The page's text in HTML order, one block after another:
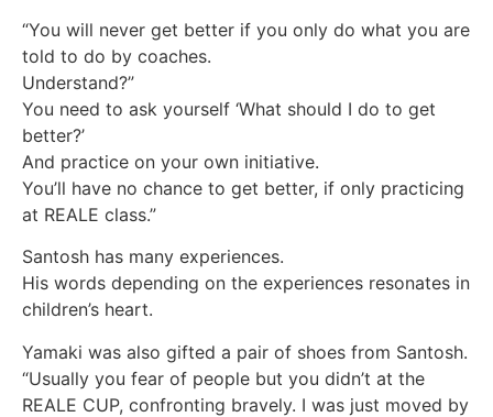
“You will never get better if you only do what you are
told to do by coaches.
Understand?”
You need to ask yourself ‘What should I do to get
better?’
And practice on your own initiative.
You’ll have no chance to get better, if only practicing
at REALE class.”
Santosh has many experiences.
His words depending on the experiences resonates in
children’s heart.
Yamaki was also gifted a pair of shoes from Santosh.
“Usually you fear of people but you didn’t at the
REALE CUP, confronting bravely. I was just moved by